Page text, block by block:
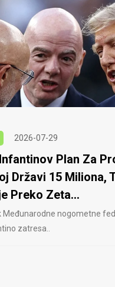
2026-07-29
Plan Za
Državi 15 Miliona,
Preko Zeta...
Međunarodne nogometne
zatresa..